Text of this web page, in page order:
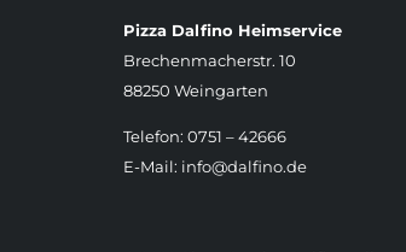
Pizza Dalfino Heimservice
Brechenmacherstr. 10
88250 Weingarten
Telefon: 0751 – 42666
E-Mail: info@dalfino.de